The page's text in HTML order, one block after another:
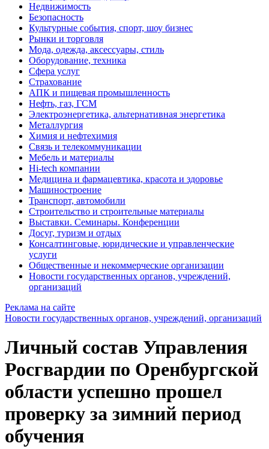
Недвижимость
Безопасность
Культурные события, спорт, шоу бизнес
Рынки и торговля
Мода, одежда, аксессуары, стиль
Оборудование, техника
Сфера услуг
Страхование
АПК и пищевая промышленность
Нефть, газ, ГСМ
Электроэнергетика, альтернативная энергетика
Металлургия
Химия и нефтехимия
Связь и телекоммуникации
Мебель и материалы
Hi-tech компании
Медицина и фармацевтика, красота и здоровье
Машиностроение
Транспорт, автомобили
Строительство и строительные материалы
Выставки. Семинары. Конференции
Досуг, туризм и отдых
Консалтинговые, юридические и управленческие
услуги
Общественные и некоммерческие организации
Новости государственных органов, учреждений,
организаций
Реклама на сайте
Новости государственных органов, учреждений, организаций
Личный состав Управления
Росгвардии по Оренбургской
области успешно прошел
проверку за зимний период
обучения